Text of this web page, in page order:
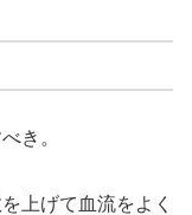
き。
上げて血流をよく